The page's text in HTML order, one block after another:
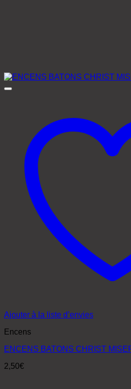
Ajouter à la liste d’envies
Encens
ENCENS BATONS CHRIST
2,50€